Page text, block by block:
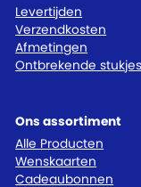
Levertijden
Verzendkosten
Afmetingen
Ontbrekende stukjes
Ons assortiment
Alle Producten
Wenskaarten
Cadeaubonnen